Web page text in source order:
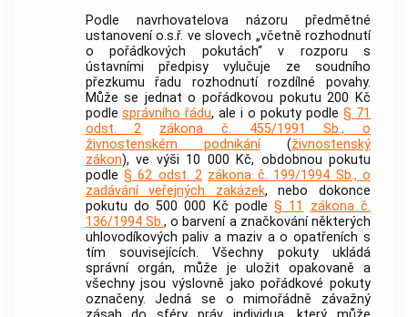
Podle navrhovatelova názoru předmětné
ustanovení o.s.ř. ve slovech „včetně rozhodnutí
o pořádkových pokutách“ v rozporu s
ústavními předpisy vylučuje ze soudního
přezkumu řadu rozhodnutí rozdílné povahy.
Může se jednat o pořádkovou pokutu 200 Kč
podlesprávního řádu, ale i o pokuty podle§ 71
odst. 2
zákona č. 455/1991 Sb., o
živnostenském podnikání(živnostenský
zákon), ve výši 10 000 Kč, obdobnou pokutu
podle § 62 odst. 2 zákona č. 199/1994 Sb., o
zadávání veřejných zakázek, nebo dokonce
pokutu do 500 000 Kč podle§ 11
zákona č.
136/1994 Sb., o barvení a značkování některých
uhlovodíkových paliv a maziv a o opatřeních s
tím souvisejících. Všechny pokuty ukládá
správní orgán, může je uložit opakovaně a
všechny jsou výslovně jako pořádkové pokuty
označeny. Jedná se o mimořádně závažný